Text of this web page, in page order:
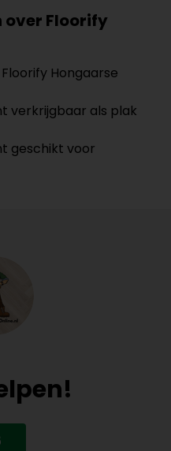
over Floorify
Hongaarse
verkrijgbaar als plak
geschikt voor